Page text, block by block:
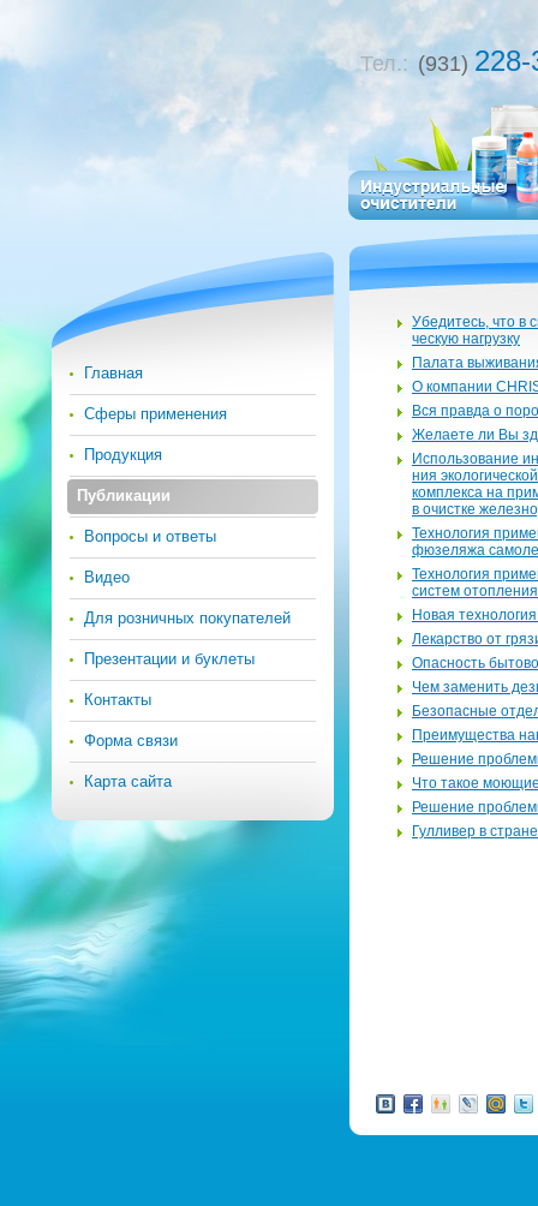
Тел.: (931)
Убе­ди­тесь, что в
че­скую на­груз­ку
Па­ла­та
О ком­па­нии
Вся прав­да о
Же­ла­е­те ли Вы
Ис­поль­зо­ва­ние
ния
ком­плек­са на
в очист­ке
Тех­но­ло­гия
фю­зе­ля­жа
Тех­но­ло­гия
си­стем отоп­ле­ния
Новая
Ле­кар­ство от
Опас­ность
Чем за­ме­нить
Без­опас­ные
Пре­иму­ще­ства
Ре­ше­ние
Что такое
Ре­ше­ние
Гул­ли­вер в
Главная
Сферы применения
Продукция
Публикации
Вопросы и ответы
Видео
Для розничных покупателей
Презентации и буклеты
Контакты
Форма связи
Карта сайта